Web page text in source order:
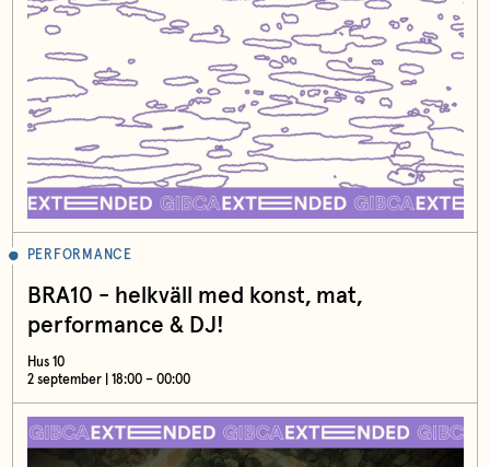
PERFORMANCE
BRA10 - helkväll med konst, mat,
performance & DJ!
Hus 10
2 september | 18:00 – 00:00